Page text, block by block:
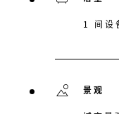
1 间设
景观